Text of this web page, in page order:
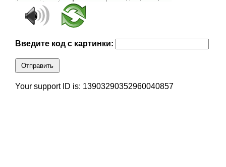
Введите код с картинки:
Отправить
Your support ID is: 13903290352960040857